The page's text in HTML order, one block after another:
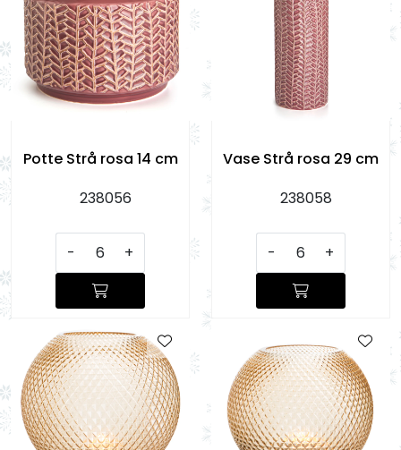
Potte Strå rosa 14 cm
238056
- +
Vase Strå rosa 29 cm
238058
- +